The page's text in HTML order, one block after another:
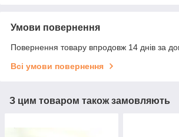
Умови повернення
Повернення товару впродовж 14 днів за
Всі умови повернення
З цим товаром також замовляють